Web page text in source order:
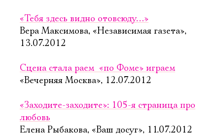
«Тебя здесь видно отовсюду…»
Вера Максимова, «Независимая газета»,
13.07.2012
Сцена стала раем  «по Фоме» играем
«Вечерняя Москва», 12.07.2012
«Заходите-заходите»: 105-я страница про
любовь
Елена Рыбакова, «Ваш досуг», 11.07.2012